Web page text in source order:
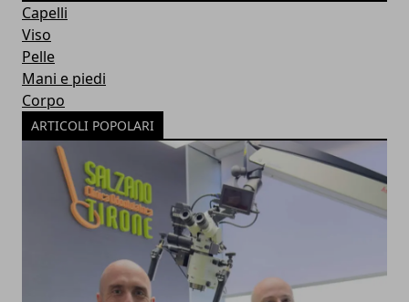
Capelli
Viso
Pelle
Mani e piedi
Corpo
ARTICOLI POPOLARI